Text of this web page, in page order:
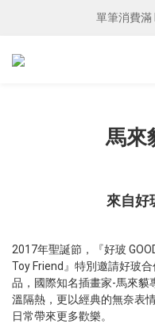
單筆消費滿
單筆消費滿
總柴發福利
馬來
來自好
2017年聖誕節，『好玻
Toy Friend』特別邀請好玻
品，國際知名插畫家-馬來貘
溫隔熱，更以經典的無奈表
日常帶來更多歡樂。